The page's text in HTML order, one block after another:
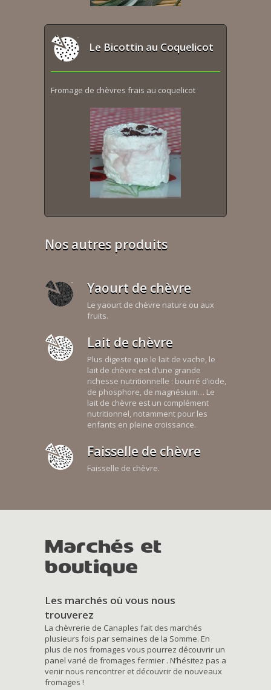
Le Bicottin au Coquelicot
Fromage de chèvres frais au coquelicot
Nos autres produits
Yaourt de chèvre
Le yaourt de chèvre nature ou aux
fruits.
Lait de chèvre
Plus digeste que le lait de vache, le
lait de chèvre est d’une grande
richesse nutritionnelle : bourré d’iode,
de phosphore, de magnésium… Le
lait de chèvre est un complément
nutritionnel, notamment pour les
enfants en pleine croissance.
Faisselle de chèvre
Faisselle de chèvre.
Marchés et
boutique
Les marchés où vous nous
trouverez
La chèvrerie de Canaples fait des marchés
plusieurs fois par semaines de la Somme. En
plus de nos fromages vous pourrez découvrir un
panel varié de fromages fermier . N’hésitez pas a
venir nous rencontrer et découvrir de nouveaux
fromages !